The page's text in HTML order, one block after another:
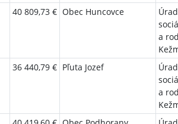
40 809,73 € Obec Huncovce
a
36 440,79 € Pľuta Jozef
a